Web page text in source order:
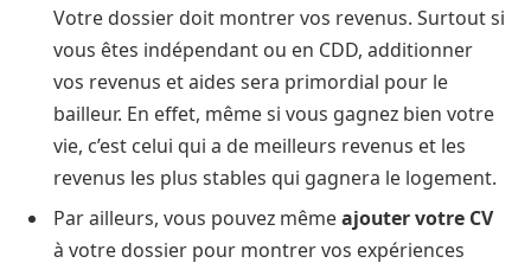
Votre dossier doit montrer vos revenus. Surtout si
vous êtes indépendant ou en CDD, additionner
vos revenus et aides sera primordial pour le
bailleur. En effet, même si vous gagnez bien votre
vie, c’est celui qui a de meilleurs revenus et les
revenus les plus stables qui gagnera le logement.
Par ailleurs, vous pouvez mêmeajouter votre CV
à votre dossier pour montrer vos expériences